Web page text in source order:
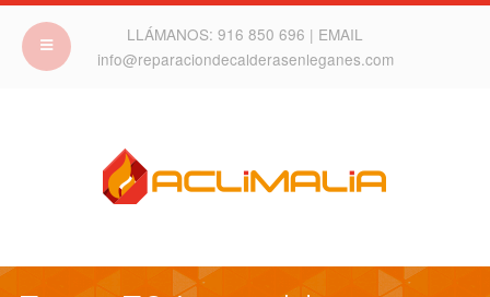
LLÁMANOS: 916 850 696 | EMAIL
info@reparaciondecalderasenleganes.com